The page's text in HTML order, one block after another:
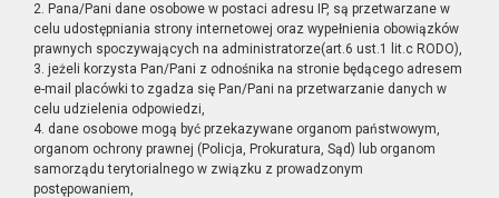
2. Pana/Pani dane osobowe w postaci adresu IP, są przetwarzane w
celu udostępniania strony internetowej oraz wypełnienia obowiązków
prawnych spoczywających na administratorze(art.6 ust.1 lit.c RODO),
3. jeżeli korzysta Pan/Pani z odnośnika na stronie będącego adresem
e-mail placówki to zgadza się Pan/Pani na przetwarzanie danych w
celu udzielenia odpowiedzi,
4. dane osobowe mogą być przekazywane organom państwowym,
organom ochrony prawnej (Policja, Prokuratura, Sąd) lub organom
samorządu terytorialnego w związku z prowadzonym
postępowaniem,